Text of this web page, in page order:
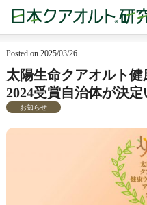
Posted on 2025/03/26
太陽生命クアオルト
2024受賞自治体が決
お知らせ